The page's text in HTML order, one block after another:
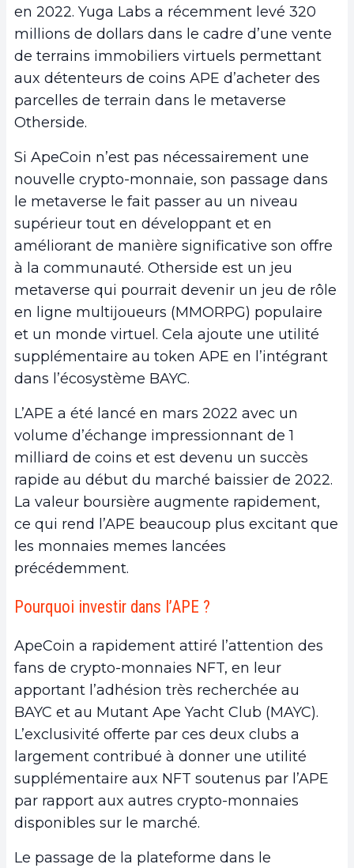
en 2022. Yuga Labs a récemment levé 320
millions de dollars dans le cadre d’une vente
de terrains immobiliers virtuels permettant
aux détenteurs de coins APE d’acheter des
parcelles de terrain dans le metaverse
Otherside.
Si ApeCoin n’est pas nécessairement une
nouvelle crypto-monnaie, son passage dans
le metaverse le fait passer au un niveau
supérieur tout en développant et en
améliorant de manière significative son offre
à la communauté. Otherside est un jeu
metaverse qui pourrait devenir un jeu de rôle
en ligne multijoueurs (MMORPG) populaire
et un monde virtuel. Cela ajoute une utilité
supplémentaire au token APE en l’intégrant
dans l’écosystème BAYC.
L’APE a été lancé en mars 2022 avec un
volume d’échange impressionnant de 1
milliard de coins et est devenu un succès
rapide au début du marché baissier de 2022.
La valeur boursière augmente rapidement,
ce qui rend l’APE beaucoup plus excitant que
les monnaies memes lancées
précédemment.
Pourquoi investir dans l’APE ?
ApeCoin a rapidement attiré l’attention des
fans de crypto-monnaies NFT, en leur
apportant l’adhésion très recherchée au
BAYC et au Mutant Ape Yacht Club (MAYC).
L’exclusivité offerte par ces deux clubs a
largement contribué à donner une utilité
supplémentaire aux NFT soutenus par l’APE
par rapport aux autres crypto-monnaies
disponibles sur le marché.
Le passage de la plateforme dans le